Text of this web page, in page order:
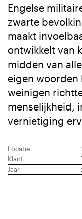
Engelse
zwarte
maakt
ontwikkelt van
midden van
eigen woorden
weinigen
menselijkheid,
vernietiging
Locatie
Klant
Jaar